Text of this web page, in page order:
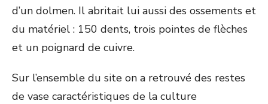
d’un dolmen. Il abritait lui aussi des ossements et
du matériel : 150 dents, trois pointes de flèches
et un poignard de cuivre.
Sur l’ensemble du site on a retrouvé des restes
de vase caractéristiques de la culture